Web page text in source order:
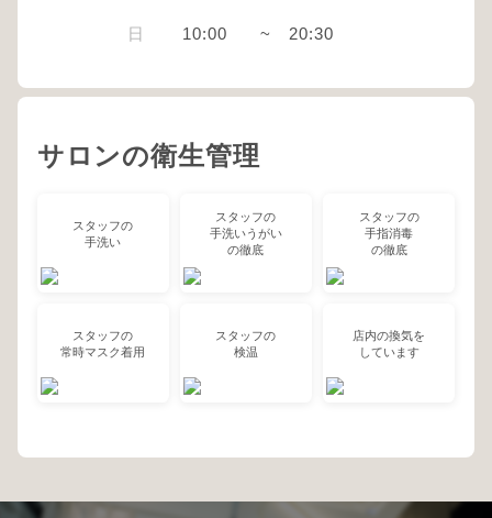
日 10:00 ~ 20:30
サロンの衛生管理
スタッフの
手洗い
スタッフの
手洗いうがい
の徹底
スタッフの
手指消毒
の徹底
スタッフの
常時マスク着用
スタッフの
検温
店内の換気を
しています